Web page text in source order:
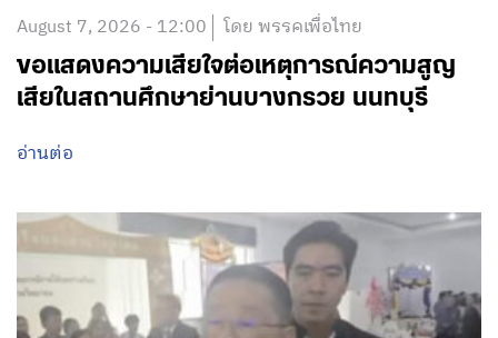
August 7, 2026 - 12:00 โดย พรรคเพื่อไทย
ขอแสดงความเสียใจต่อเหตุการณ์ความสูญ
เสียในสถานศึกษาย่านบางกรวย นนทบุรี
อ่านต่อ